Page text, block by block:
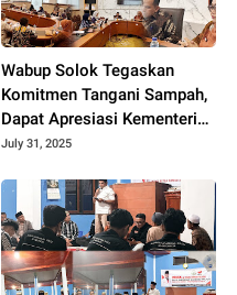
Wabup Solok Tegaskan
Komitmen Tangani Sampah,
Dapat Apresiasi Kementerian
Lingkungan Hidup.
July 31, 2025